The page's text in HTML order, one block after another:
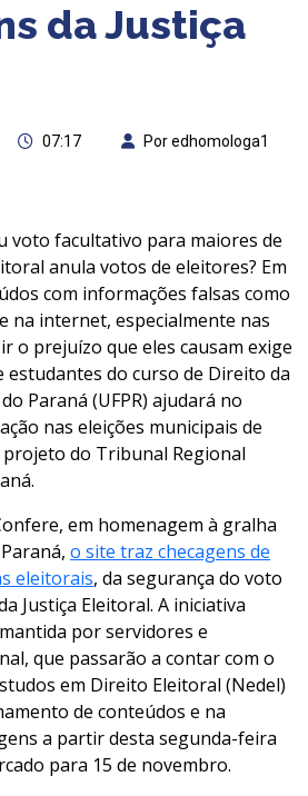
da Justiça
07:17
Por edhomologa1
voto facultativo para maiores de
anula votos de eleitores? Em
com informações falsas como
na internet, especialmente nas
o prejuízo que eles causam exige
estudantes do curso de Direito da
Paraná (UFPR) ajudará no
nas eleições municipais de
do Tribunal Regional
em homenagem à gralha
o site traz checagens de
eleitorais, da segurança do voto
Justiça Eleitoral. A iniciativa
por servidores e
que passarão a contar com o
em Direito Eleitoral (Nedel)
de conteúdos e na
a partir desta segunda-feira
para 15 de novembro.